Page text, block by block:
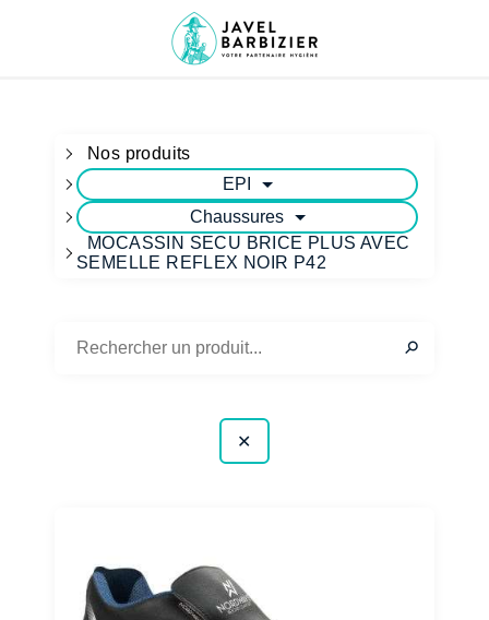
Nos produits
EPI
Chaussures
MOCASSIN SECU BRICE PLUS AVEC
SEMELLE REFLEX NOIR P42
✕
⚲
✕